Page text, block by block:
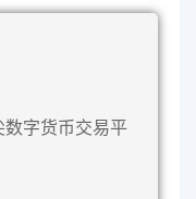
数字货币交易平